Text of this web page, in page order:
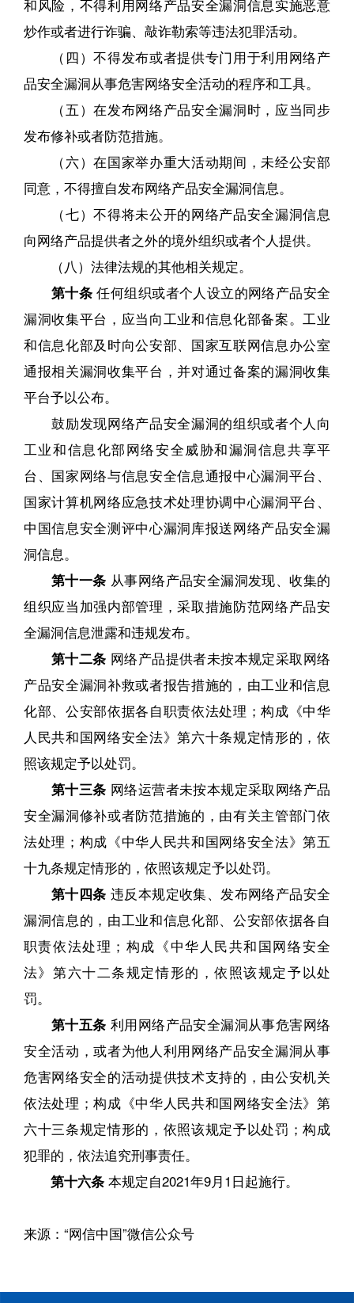
和风险，不得利用网络产品安全漏洞信息实施恶意
炒作或者进行诈骗、敲诈勒索等违法犯罪活动。
（四）不得发布或者提供专门用于利用网络产
品安全漏洞从事危害网络安全活动的程序和工具。
（五）在发布网络产品安全漏洞时，应当同步
发布修补或者防范措施。
（六）在国家举办重大活动期间，未经公安部
同意，不得擅自发布网络产品安全漏洞信息。
（七）不得将未公开的网络产品安全漏洞信息
向网络产品提供者之外的境外组织或者个人提供。
（八）法律法规的其他相关规定。
第十条任何组织或者个人设立的网络产品安全
漏洞收集平台，应当向工业和信息化部备案。工业
和信息化部及时向公安部、国家互联网信息办公室
通报相关漏洞收集平台，并对通过备案的漏洞收集
平台予以公布。
鼓励发现网络产品安全漏洞的组织或者个人向
工业和信息化部网络安全威胁和漏洞信息共享平
台、国家网络与信息安全信息通报中心漏洞平台、
国家计算机网络应急技术处理协调中心漏洞平台、
中国信息安全测评中心漏洞库报送网络产品安全漏
洞信息。
第十一条 从事网络产品安全漏洞发现、收集的
组织应当加强内部管理，采取措施防范网络产品安
全漏洞信息泄露和违规发布。
第十二条 网络产品提供者未按本规定采取网络
产品安全漏洞补救或者报告措施的，由工业和信息
化部、公安部依据各自职责依法处理；构成《中华
人民共和国网络安全法》第六十条规定情形的，依
照该规定予以处罚。
第十三条 网络运营者未按本规定采取网络产品
安全漏洞修补或者防范措施的，由有关主管部门依
法处理；构成《中华人民共和国网络安全法》第五
十九条规定情形的，依照该规定予以处罚。
第十四条 违反本规定收集、发布网络产品安全
漏洞信息的，由工业和信息化部、公安部依据各自
职责依法处理；构成《中华人民共和国网络安全
法》第六十二条规定情形的，依照该规定予以处
罚。
第十五条 利用网络产品安全漏洞从事危害网络
安全活动，或者为他人利用网络产品安全漏洞从事
危害网络安全的活动提供技术支持的，由公安机关
依法处理；构成《中华人民共和国网络安全法》第
六十三条规定情形的，依照该规定予以处罚；构成
犯罪的，依法追究刑事责任。
第十六条本规定自2021年9月1日起施行。
来源：“网信中国”微信公众号